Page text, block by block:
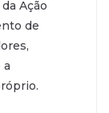
Ação
de
a